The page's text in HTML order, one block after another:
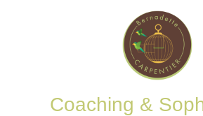
Coaching &